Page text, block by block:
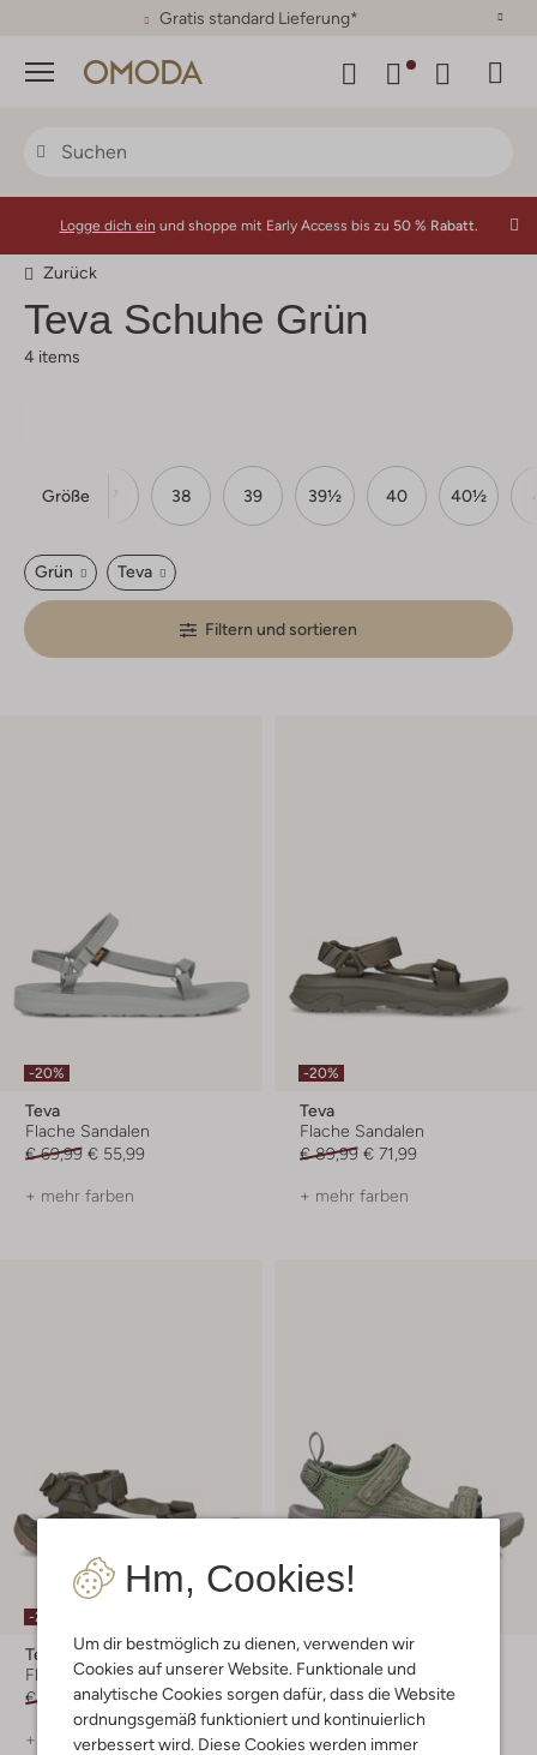
30 Tage Rückgaberecht
Menü
Hm, Cookies!
Um dir bestmöglich zu dienen, verwenden wir
Cookies auf unserer Website. Funktionale und
analytische Cookies sorgen dafür, dass die Website
ordnungsgemäß funktioniert und kontinuierlich
verbessert wird. Diese Cookies werden immer
Logge dich ein und shoppe mit Early Access bis zu 50 % Rabatt.
Zurück
TevaSchuhe Grün
4 items
Größe
36 37 38 39 39½ 40 40½
Grün Teva
Filtern und sortieren
-20%
Teva
Flache Sandalen
€ 69,99 € 55,99
+ mehr farben
-20%
Teva
Flache Sandalen
€ 89,99 € 71,99
+ mehr farben
-20%
Teva
Flache Sandalen
€ 109,99 € 87,99
+ mehr farben
Teva
Flache Sandalen
€ 59,99
+ mehr farben